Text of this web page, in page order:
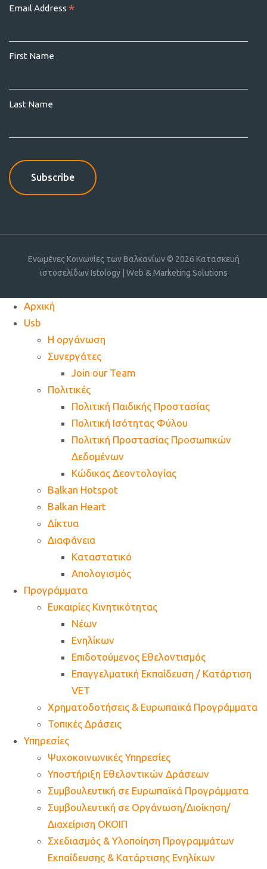
Email Address *
First Name
Last Name
Ενωμένες Κοινωνίες των Βαλκανίων © 2026 Κατασκευή
ιστοσελίδων Istology | Web & Marketing Solutions
Αρχική
Usb
Η οργάνωση
Συνεργάτες
Join our Team
Πολιτικές
Πολιτική Παιδικής Προστασίας
Πολιτική Ισότητας Φύλου
Πολιτική Προστασίας Προσωπικών
Δεδομένων
Κώδικας Δεοντολογίας
Balkan Hotspot
Balkan Heart
Δίκτυα
Διαφάνεια
Καταστατικό
Απολογισμός
Προγράμματα
Ευκαιρίες Κινητικότητας
Νέων
Ενηλίκων
Επιδοτούμενος Εθελοντισμός
Επαγγελματική Εκπαίδευση / Κατάρτιση
VET
Χρηματοδοτήσεις & Ευρωπαϊκά Προγράμματα
Τοπικές Δράσεις
Υπηρεσίες
Ψυχοκοινωνικές Υπηρεσίες
Υποστήριξη Εθελοντικών Δράσεων
Συμβουλευτική σε Ευρωπαϊκά Προγράμματα
Συμβουλευτική σε Οργάνωση/Διοίκηση/
Διαχείριση ΟΚΟΙΠ
Σχεδιασμός & Υλοποίηση Προγραμμάτων
Εκπαίδευσης & Κατάρτισης Ενηλίκων